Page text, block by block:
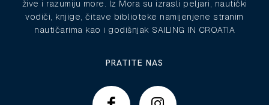
žive i razumiju more. Iz Mora su izrasli peljari, nautički
vodiči, knjige, čitave biblioteke namijenjene stranim
nautičarima kao i godišnjak SAILING IN CROATIA
PRATITE NAS